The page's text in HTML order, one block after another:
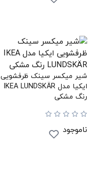
شیر میکسر سینک ظرفشویی
ایکیا مدل IKEA LUNDSKÄR
رنگ مشکی
ناموجود